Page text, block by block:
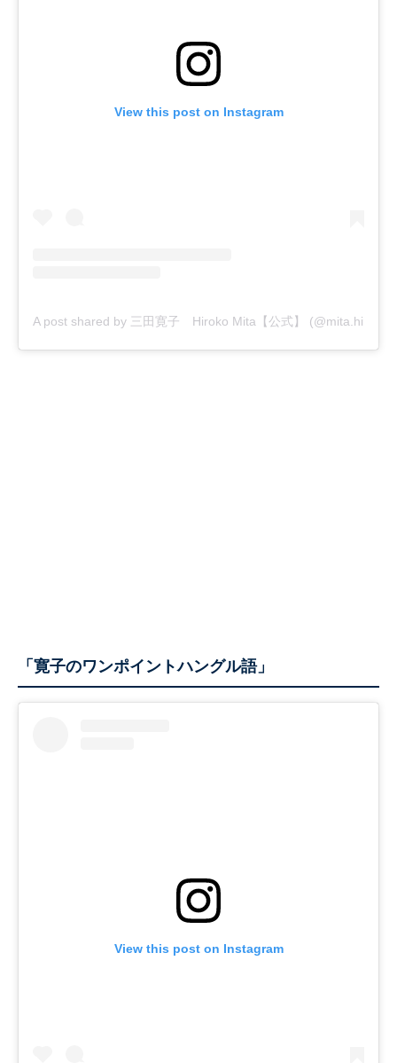
View this post on Instagram
A post shared by 三田寛子 Hiroko Mita【公式】
「寛子のワンポイントハングル語」
View this post on Instagram